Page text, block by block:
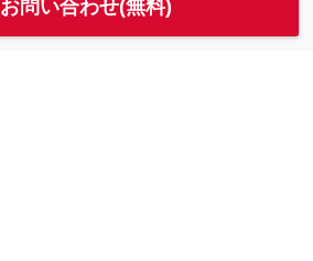
お問い合わせ(無料)